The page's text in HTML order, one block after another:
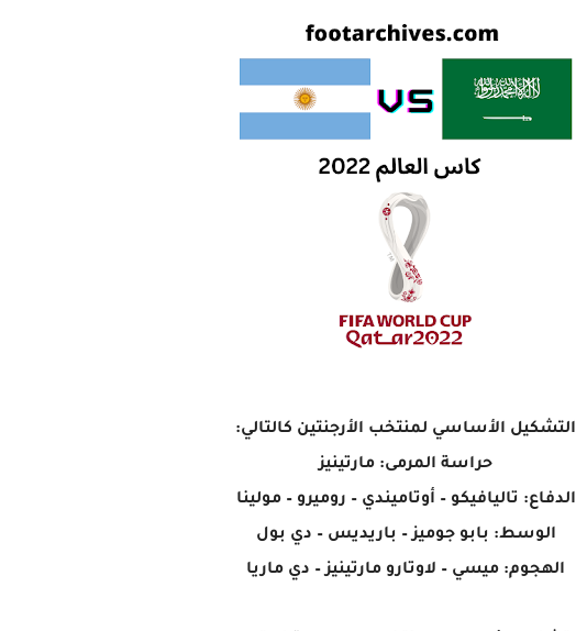
التشكيل الأساسي لمنتخب الأرجنتين كالتالي:
حراسة المرمى: مارتينيز
الدفاع: تاليافيكو – أوتاميندي – روميرو – مولينا
الوسط: بابو جوميز – باريديس – دي بول
الهجوم: ميسي – لاوتارو مارتينيز – دي ماريا